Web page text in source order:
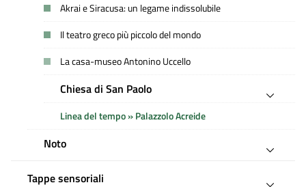
Akrai e Siracusa: un legame indissolubile
Il teatro greco più piccolo del mondo
La casa-museo Antonino Uccello
Chiesa di San Paolo
Linea del tempo » Palazzolo Acreide
Noto
Tappe sensoriali